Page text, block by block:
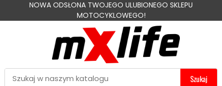
NOWA ODSŁONA TWOJEGO ULUBIONEGO SKLEPU
MOTOCYKLOWEGO!
Szukaj